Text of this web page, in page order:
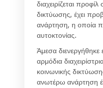
διαχειρίζεται
δικτύωσης, έχει
ανάρτηση, η οποία
αυτοκτονίας.
Άμεσα διενεργήθηκε
αρμόδια
κοινωνικής
ανωτέρω ανάρτηση